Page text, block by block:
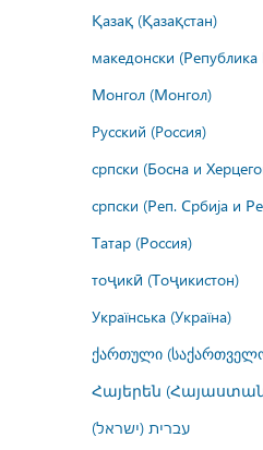
Қазақ (Қазақстан)
македонски
Монгол (Монгол)
Русский (Россия)
српски (Босна и
српски (Реп. Србија и
Татар (Россия)
тоҷикӣ (Тоҷикистон)
Українська (Україна)
ქართული
Հայերեն
עברית (ישראל)